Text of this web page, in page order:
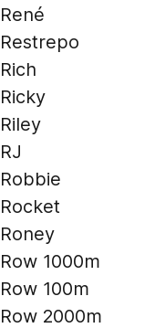
René
Restrepo
Rich
Ricky
Riley
RJ
Robbie
Rocket
Roney
Row 1000m
Row 100m
Row 2000m